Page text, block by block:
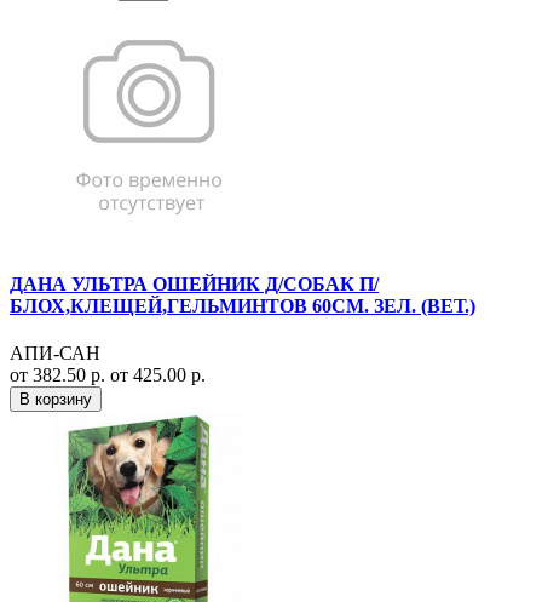
ДАНА УЛЬТРА ОШЕЙНИК Д/СОБАК П/
БЛОХ,КЛЕЩЕЙ,ГЕЛЬМИНТОВ 60СМ. ЗЕЛ. (ВЕТ.)
АПИ-САН
от 382.50 р. от 425.00 р.
В корзину